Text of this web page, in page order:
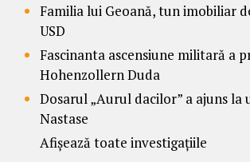
Familia lui Geoană, tun imobiliar
USD
Fascinanta ascensiune militară a
Hohenzollern Duda
Dosarul „Aurul dacilor” a ajuns la
Nastase
Afișează toate investigațiile